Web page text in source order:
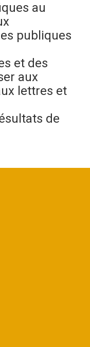
au
publiques
et des
aux
lettres et
de